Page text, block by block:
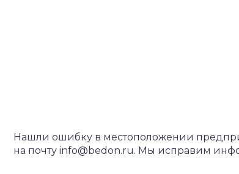
Нашли ошибку в местоположении
на почту info@bedon.ru. Мы исправим